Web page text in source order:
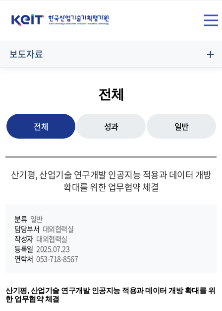
뉴
보도자료
전체
전체 성과 일반
산기평, 산업기술 연구개발 인공지능 적용과 데이터 개방
확대를 위한 업무협약 체결
분류 일반
담당부서 대외협력실
작성자 대외협력실
등록일 2025.07.23
연락처 053-718-8567
산기평, 산업기술 연구개발 인공지능 적용과 데이터 개방 확대를 위
한 업무협약 체결